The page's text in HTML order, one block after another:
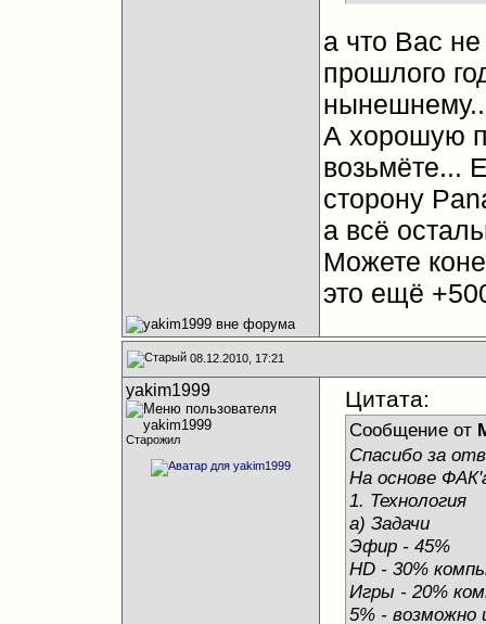
а что Вас
прошлого
А хорошую
возьмёте...
сторону
а всё
Можете
это ещё
08.12.2010, 17:21
yakim1999
Старожил
Цитата:
Сообщение от
Спасибо за
На основе
1. Технология
а) Задачи
Эфир - 45%
HD - 30%
Игры - 20%
5% - возможно